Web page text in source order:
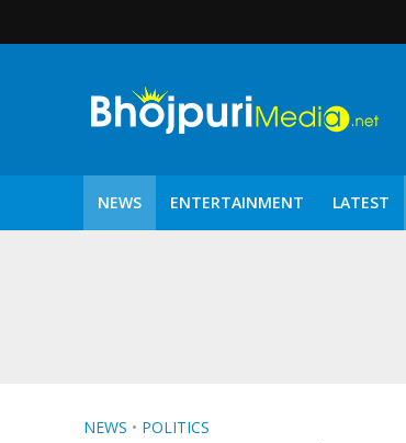
NEWS ENTERTAINMENT LATEST
NEWS • POLITICS